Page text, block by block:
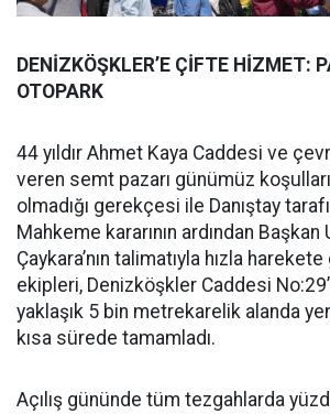
DENİZKÖŞKLER’E ÇİFTE HİZMET:
OTOPARK
44 yıldır Ahmet Kaya Caddesi ve
veren semt pazarı günümüz
olmadığı gerekçesi ile Danıştay
Mahkeme kararının ardından Başkan
Çaykara’nın talimatıyla hızla
ekipleri, Denizköşkler Caddesi
yaklaşık 5 bin metrekarelik alanda
kısa sürede tamamladı.
Açılış gününde tüm tezgahlarda